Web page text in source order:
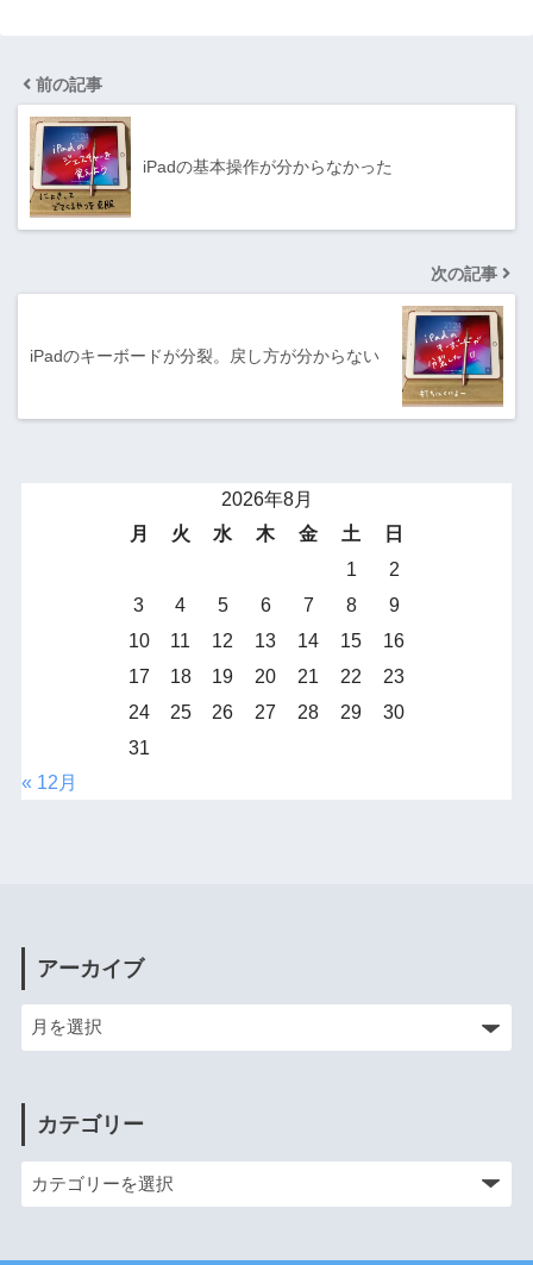
前の記事
iPadの基本操作が分からなかった
次の記事
iPadのキーボードが分裂。戻し方が分からない
2026年8月
月
火 水 木 金 土
日
1
2
3
4 5 6 7 8
9
10
11 12 13 14 15
16
17
18 19 20 21 22
23
24
25 26 27 28 29
30
31
« 12月
アーカイブ
カテゴリー